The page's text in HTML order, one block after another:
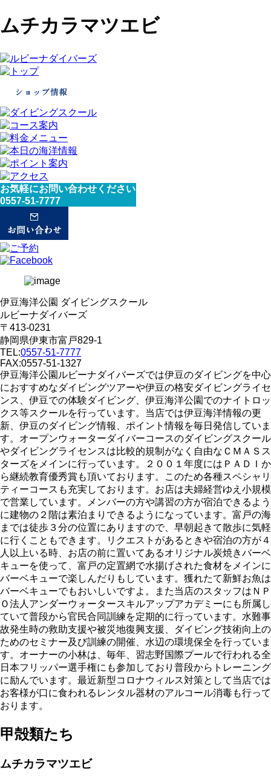
ムチカラマツエビ
お気軽にお問い合わせください
0557-51-7777
伊豆海洋公園 ダイビングスクール
ルビーナダイバーズ
〒413-0231
静岡県伊東市富戸829-1
TEL:0557-51-7777
FAX:0557-51-1327
伊豆海洋公園ルビーナダイバーズでは伊豆のダイビングを中心
におすすめなダイビングツアーや伊豆の格安ダイビングライセ
ンス、伊豆での体験ダイビング、伊豆海洋公園でのナイトロッ
クス等スクールを行っています。当店では伊豆海洋情報の更
新、伊豆のダイビング情報、ポイント情報を毎日発信していま
す。オープンウォーターダイバーコースのダイビングスクール
やダイビングライセンスは比較的規制がなく自由なＣＭＡＳス
ターズをメインに行っています。２００１年度にはＰＡＤＩか
ら継続教育優秀賞も頂いております。このため各種スペシャリ
ティーコースも充実しております。お店は夫婦経営ゆえ小規模
で営業しています。メンバーの方や講習の方が宿泊できるよう
に建物の２階は素泊まりできるようになっています。富戸の海
までは徒歩３分の位置にありますので、早朝起きて散歩に気軽
に行くこともできます。リクエストがあるときや宿泊の方が４
人以上いる時、お店の前に置いてあるオリジナル炭焼きバーベ
キューを使って、富戸の定置網で水揚げされた食材をメインに
バーベキューで楽しんだりもしています。獲れたて新鮮お魚は
バーベキューでもおいしいですよ。また当店のスタッフはＮＰ
Ｏ法人アンダーウォータースキルアップアカデミーにも所属し
ていて普段から官民合同訓練を定期的に行っています。水難事
故発生時の救助支援や被災地復興支援、ダイビング技術向上の
ためのセミナー及び訓練の開催、水辺の環境保全を行っていま
す。オーナーの小林は、毎年、習志野国際プールで行われる全
日本フリッパー選手権にも参加しており普段からトレーニング
に励んでいます。最近新型コロナウィルス対策として当店では
お客様が口に食われるレンタル器材のアルコール消毒も行って
おります。
甲殻類たち
ムチカラマツエビ